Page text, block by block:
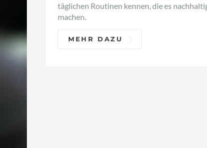
täglichen Routinen kennen, die es
machen.
MEHR DAZU